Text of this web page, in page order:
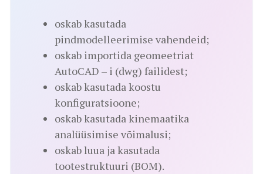
oskab kasutada
pindmodelleerimise vahendeid;
oskab importida geomeetriat
AutoCAD – i (dwg) failidest;
oskab kasutada koostu
konfiguratsioone;
oskab kasutada kinemaatika
analüüsimise võimalusi;
oskab luua ja kasutada
tootestruktuuri (BOM).